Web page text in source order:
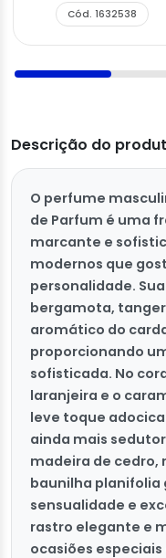
Cód. 1632538
Descrição do
O perfume
de Parfum é uma
marcante e
modernos que
personalidade.
bergamota,
aromático do
proporcionando
sofisticada. No
laranjeira e o
leve toque
ainda mais
madeira de cedro,
baunilha
sensualidade e
rastro elegante e
ocasiões